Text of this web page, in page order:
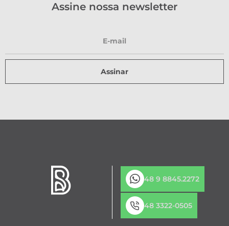
Assine nossa newsletter
Assinar
48 9 8845.2272
48 3322-0505